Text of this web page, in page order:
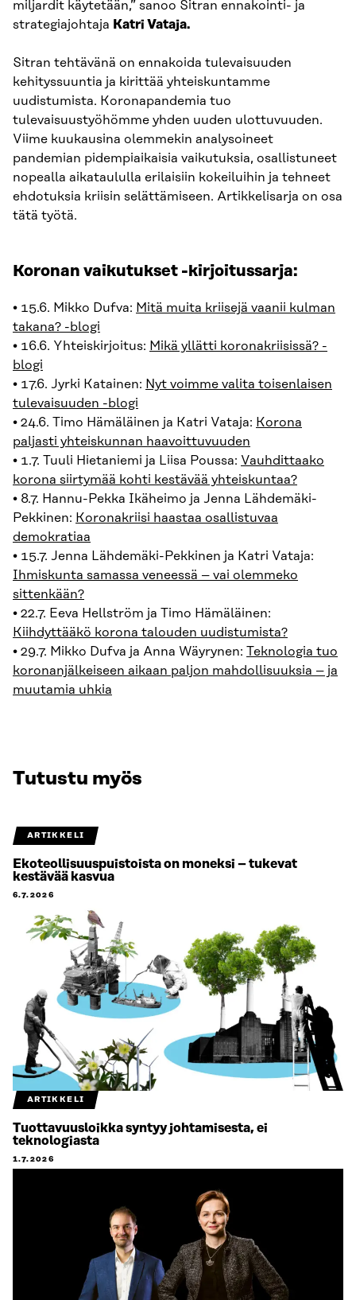
miljardit käytetään,” sanoo Sitran ennakointi- ja
strategiajohtaja Katri Vataja.
Sitran tehtävänä on ennakoida tulevaisuuden
kehityssuuntia ja kirittää yhteiskuntamme
uudistumista. Koronapandemia tuo
tulevaisuustyöhömme yhden uuden ulottuvuuden.
Viime kuukausina olemmekin analysoineet
pandemian pidempiaikaisia vaikutuksia, osallistuneet
nopealla aikataululla erilaisiin kokeiluihin ja tehneet
ehdotuksia kriisin selättämiseen. Artikkelisarja on osa
tätä työtä.
Koronan vaikutukset -kirjoitussarja:
• 15.6. Mikko Dufva: Mitä muita kriisejä vaanii kulman
takana? -blogi
• 16.6. Yhteiskirjoitus: Mikä yllätti koronakriisissä? -
blogi
• 17.6. Jyrki Katainen: Nyt voimme valita toisenlaisen
tulevaisuuden -blogi
• 24.6. Timo Hämäläinen ja Katri Vataja: Korona
paljasti yhteiskunnan haavoittuvuuden
• 1.7. Tuuli Hietaniemi ja Liisa Poussa: Vauhdittaako
korona siirtymää kohti kestävää yhteiskuntaa?
• 8.7. Hannu-Pekka Ikäheimo ja Jenna Lähdemäki-
Pekkinen: Koronakriisi haastaa osallistuvaa
demokratiaa
• 15.7. Jenna Lähdemäki-Pekkinen ja Katri Vataja:
Ihmiskunta samassa veneessä – vai olemmeko
sittenkään?
• 22.7. Eeva Hellström ja Timo Hämäläinen:
Kiihdyttääkö korona talouden uudistumista?
• 29.7. Mikko Dufva ja Anna Wäyrynen: Teknologia tuo
koronanjälkeiseen aikaan paljon mahdollisuuksia – ja
muutamia uhkia
Tutustu myös
ARTIKKELI
Ekoteollisuuspuistoista on moneksi – tukevat
kestävää kasvua
6.7.2026
ARTIKKELI
Tuottavuusloikka syntyy johtamisesta, ei
teknologiasta
1.7.2026